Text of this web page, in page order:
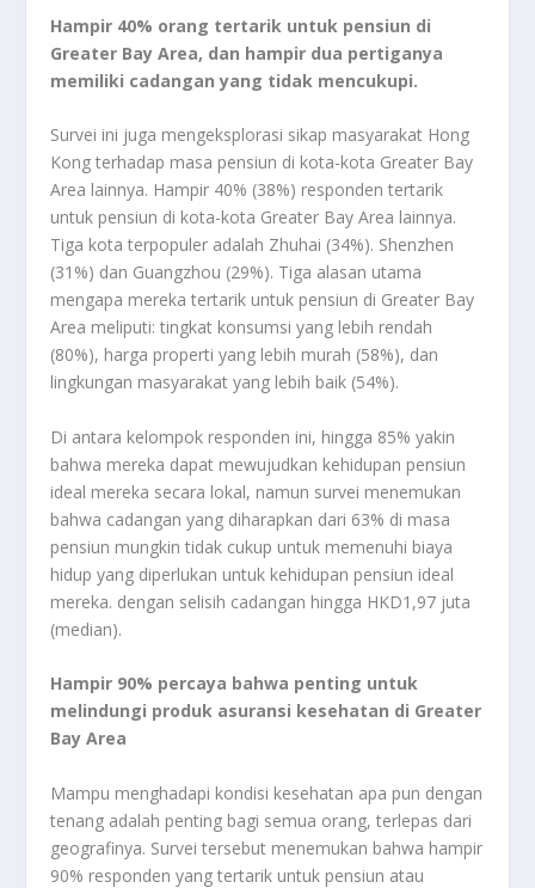
Hampir 40% orang tertarik untuk pensiun di
Greater Bay Area, dan hampir dua pertiganya
memiliki cadangan yang tidak mencukupi.
Survei ini juga mengeksplorasi sikap masyarakat Hong
Kong terhadap masa pensiun di kota-kota Greater Bay
Area lainnya. Hampir 40% (38%) responden tertarik
untuk pensiun di kota-kota Greater Bay Area lainnya.
Tiga kota terpopuler adalah Zhuhai (34%). Shenzhen
(31%) dan Guangzhou (29%). Tiga alasan utama
mengapa mereka tertarik untuk pensiun di Greater Bay
Area meliputi: tingkat konsumsi yang lebih rendah
(80%), harga properti yang lebih murah (58%), dan
lingkungan masyarakat yang lebih baik (54%).
Di antara kelompok responden ini, hingga 85% yakin
bahwa mereka dapat mewujudkan kehidupan pensiun
ideal mereka secara lokal, namun survei menemukan
bahwa cadangan yang diharapkan dari 63% di masa
pensiun mungkin tidak cukup untuk memenuhi biaya
hidup yang diperlukan untuk kehidupan pensiun ideal
mereka. dengan selisih cadangan hingga HKD1,97 juta
(median).
Hampir 90% percaya bahwa penting untuk
melindungi produk asuransi kesehatan di Greater
Bay Area
Mampu menghadapi kondisi kesehatan apa pun dengan
tenang adalah penting bagi semua orang, terlepas dari
geografinya. Survei tersebut menemukan bahwa hampir
90% responden yang tertarik untuk pensiun atau